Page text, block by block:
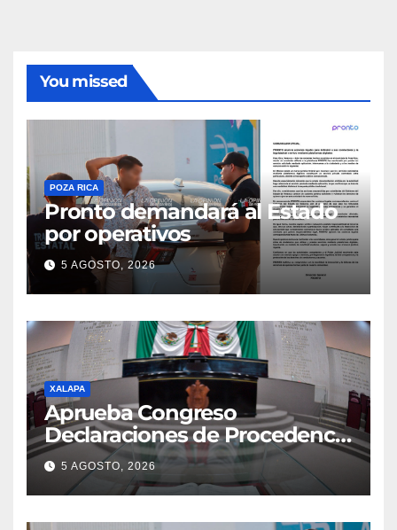
You missed
POZA RICA
Pronto demandará al Estado
por operativos
5 AGOSTO, 2026
XALAPA
Aprueba Congreso
Declaraciones de Procedencia
en contra de dos munícipes
5 AGOSTO, 2026